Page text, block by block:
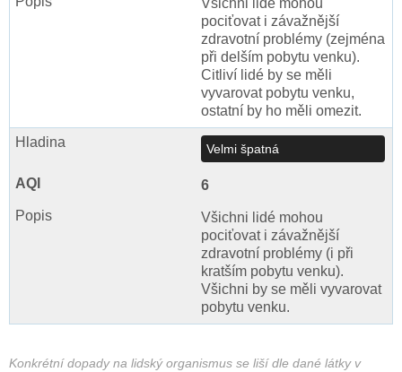
pociťovat i závažnější
zdravotní problémy (zejména
při delším pobytu venku).
Citliví lidé by se měli
vyvarovat pobytu venku,
ostatní by ho měli omezit.
Velmi špatná
6
Všichni lidé mohou
pociťovat i závažnější
zdravotní problémy (i při
kratším pobytu venku).
Všichni by se měli vyvarovat
pobytu venku.
Konkrétní dopady na lidský organismus se liší dle dané látky v